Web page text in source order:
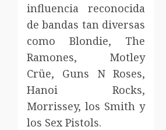
influencia reconocida
de bandas tan diversas
como Blondie, The
Ramones, Motley
Crüe, Guns N Roses,
Hanoi Rocks,
Morrissey, los Smith y
los Sex Pistols.